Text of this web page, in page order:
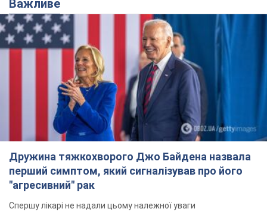
Важливе
Дружина тяжкохворого Джо Байдена назвала
перший симптом, який сигналізував про його
"агресивний" рак
Спершу лікарі не надали цьому належної уваги